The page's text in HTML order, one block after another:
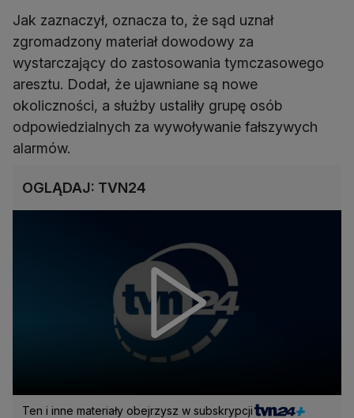
Jak zaznaczył, oznacza to, że sąd uznał
zgromadzony materiał dowodowy za
wystarczający do zastosowania tymczasowego
aresztu. Dodał, że ujawniane są nowe
okoliczności, a służby ustaliły grupę osób
odpowiedzialnych za wywoływanie fałszywych
alarmów.
OGLĄDAJ: TVN24
Ten i inne materiały obejrzysz w subskrypcji